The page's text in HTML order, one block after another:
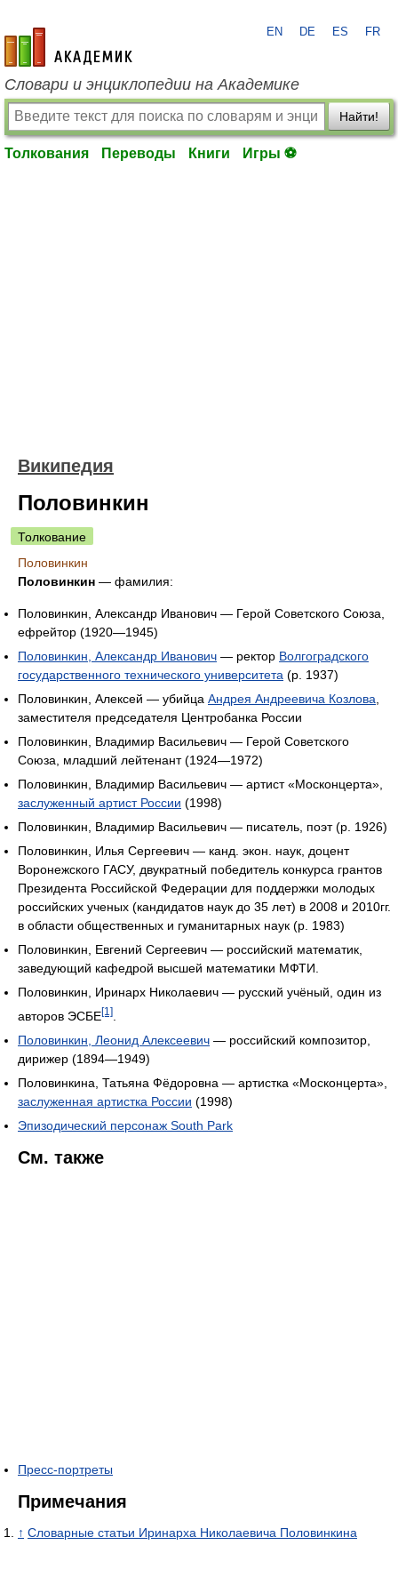
academic.ru
EN DE ES FR
Словари и энциклопедии на Академике
Найти!
Толкования Переводы Книги Игры ⚽
Википедия
Половинкин
Толкование
Половинкин
Половинкин — фамилия:
Половинкин, Александр Иванович — Герой Советского Союза,
ефрейтор (1920—1945)
Половинкин, Александр Иванович — ректор Волгоградского
государственного технического университета (р. 1937)
Половинкин, Алексей — убийца Андрея Андреевича Козлова
заместителя председателя Центробанка России
Половинкин, Владимир Васильевич — Герой Советского
Союза, младший лейтенант (1924—1972)
Половинкин, Владимир Васильевич — артист «Москонцерта»,
заслуженный артист России (1998)
Половинкин, Владимир Васильевич — писатель, поэт (р. 1926)
Половинкин, Илья Сергеевич — канд. экон. наук, доцент
Воронежского ГАСУ, двукратный победитель конкурса грантов
Президента Российской Федерации для поддержки молодых
российских ученых (кандидатов наук до 35 лет) в 2008 и 2010гг.
в области общественных и гуманитарных наук (р. 1983)
Половинкин, Евгений Сергеевич — российский математик,
заведующий кафедрой высшей математики МФТИ.
Половинкин, Иринарх Николаевич — русский учёный, один из
авторов ЭСБЕ[1]
Половинкин, Леонид Алексеевич — российский композитор,
дирижер (1894—1949)
Половинкина, Татьяна Фёдоровна — артистка «Москонцерта»,
заслуженная артистка России (1998)
Эпизодический персонаж South Park
См. также
Пресс-портреты
Примечания
↑ Словарные статьи Иринарха Николаевича Половинкина